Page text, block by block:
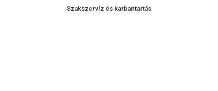
Szakszervíz és karbantartás